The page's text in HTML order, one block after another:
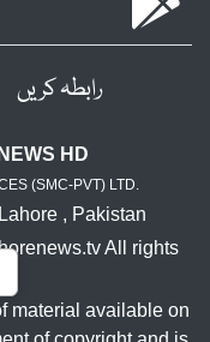
رابطہ کریں
HD
(SMC-PVT) LTD.
, Pakistan
All rights
material available on